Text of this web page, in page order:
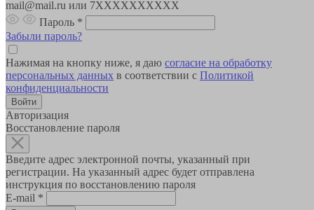
mail@mail.ru или 7XXXXXXXXXX
Пароль *
Забыли пароль?
Нажимая на кнопку ниже, я даю согласие на обработку
персональных данных в соответствии с Политикой
конфиденциальности
Авторизация
Восстановление пароля
Введите адрес электронной почты, указанный при
регистрации. На указанный адрес будет отправлена
инструкция по восстановлению пароля
E-mail *